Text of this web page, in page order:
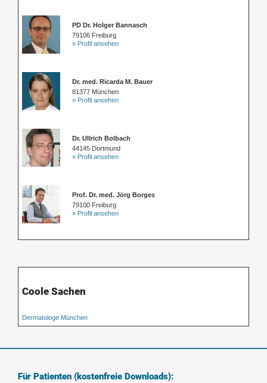
PD Dr. Holger Bannasch
79106 Freiburg
» Profil ansehen
Dr. med. Ricarda M. Bauer
81377 München
» Profil ansehen
Dr. Ullrich Bolbach
44145 Dortmund
» Profil ansehen
Prof. Dr. med. Jörg Borges
79100 Freiburg
» Profil ansehen
Coole Sachen
Dermatologe München
Für Patienten (kostenfreie Downloads):